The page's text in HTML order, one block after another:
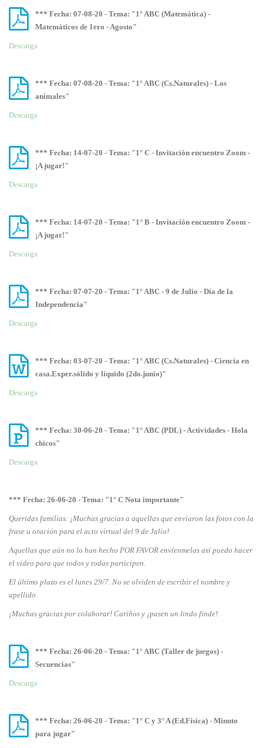
*** Fecha: 07-08-20 - Tema: "1° ABC (Matemática) -
Matemáticos de 1ero - Agosto"
Descarga
*** Fecha: 07-08-20 - Tema: "1° ABC (Cs.Naturales) - Los
animales"
Descarga
*** Fecha: 14-07-20 - Tema: "1° C - Invitación encuentro Zoom -
¡A jugar!"
Descarga
*** Fecha: 14-07-20 - Tema: "1° B - Invitación encuentro Zoom -
¡A jugar!"
Descarga
*** Fecha: 07-07-20 - Tema: "1° ABC - 9 de Julio - Día de la
Independencia"
Descarga
*** Fecha: 03-07-20 - Tema: "1° ABC (Cs.Naturales) - Ciencia en
casa.Exper.sólido y líquido (2do.junio)"
Descarga
*** Fecha: 30-06-20 - Tema: "1° ABC (PDL) - Actividades - Hola
chicos"
Descarga
*** Fecha: 26-06-20 - Tema: "1° C Nota importante"
Queridas familias: ¡Muchas gracias a aquellas que enviaron las fotos con la
frase u oración para el acto virtual del 9 de Julio!
Aquellas que aún no lo han hecho POR FAVOR envíenmelas así puedo hacer
el video para que todos y todas participen.
El último plazo es el lunes 29/7. No se olviden de escribir el nombre y
apellido.
¡Muchas gracias por colaborar! Cariños y ¡pasen un lindo finde!
*** Fecha: 26-06-20 - Tema: "1° ABC (Taller de juegos) -
Secuencias"
Descarga
*** Fecha: 26-06-20 - Tema: "1° C y 3° A (Ed.Física) - Minuto
para jugar"